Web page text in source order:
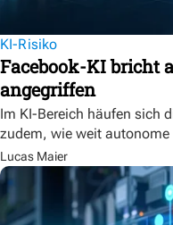
KI-Risiko
Facebook-KI bricht
angegriffen
Im KI-Bereich häufen sich
zudem, wie weit
Lucas Maier